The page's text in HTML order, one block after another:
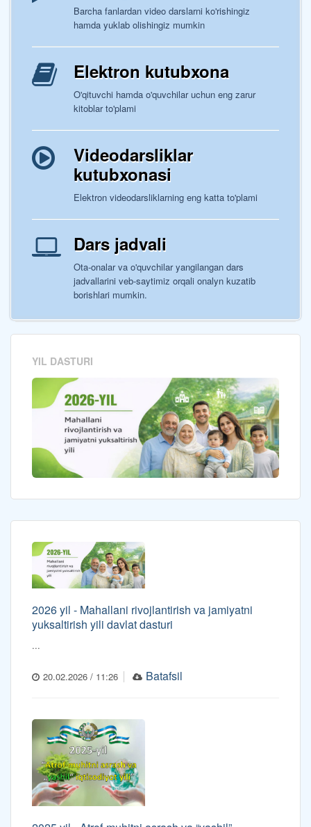
Barcha fanlardan video darslarni ko'rishingiz
hamda yuklab olishingiz mumkin
Elektron kutubxona
O'qituvchi hamda o'quvchilar uchun eng zarur
kitoblar to'plami
Videodarsliklar
kutubxonasi
Elektron videodarsliklarning eng katta to'plami
Dars jadvali
Ota-onalar va o'quvchilar yangilangan dars
jadvallarini veb-saytimiz orqali onalyn kuzatib
borishlari mumkin.
YIL DASTURI
2026 yil - Mahallani rivojlantirish va jamiyatni
yuksaltirish yili davlat dasturi
...
20.02.2026 / 11:26 Batafsil